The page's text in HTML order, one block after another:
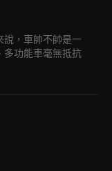
說，車帥不帥是一
多功能車毫無抵抗